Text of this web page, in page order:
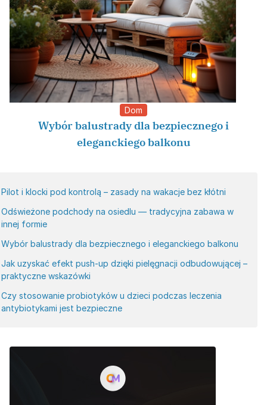
Dom
Wybór balustrady dla bezpiecznego i
eleganckiego balkonu
Pilot i klocki pod kontrolą – zasady na wakacje bez kłótni
Odświeżone podchody na osiedlu — tradycyjna zabawa w
innej formie
Wybór balustrady dla bezpiecznego i eleganckiego balkonu
Jak uzyskać efekt push-up dzięki pielęgnacji odbudowującej –
praktyczne wskazówki
Czy stosowanie probiotyków u dzieci podczas leczenia
antybiotykami jest bezpieczne